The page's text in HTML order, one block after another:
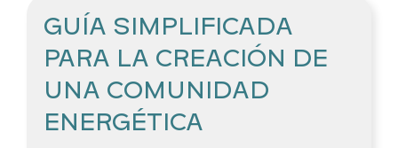
2012/27/UE.
Introduce el concepto de «Comunidad
ciudadana de energía» (CCE): artículo 2.11
(definición) y art.16.
GUÍA SIMPLIFICADA
PARA LA CREACIÓN DE
UNA COMUNIDAD
ENERGÉTICA